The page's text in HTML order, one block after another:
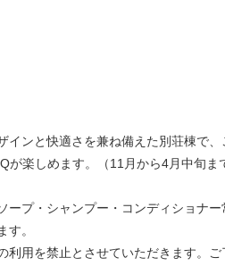
ンと快適さを兼ね備えた別荘棟で
楽しめます。（11月から4月中旬ま
プ・シャンプー・コンディショナ
。
用を禁止とさせていただきます。